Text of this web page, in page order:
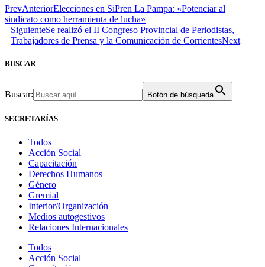
PrevAnteriorElecciones en SiPren La Pampa: «Potenciar al
sindicato como herramienta de lucha»
SiguienteSe realizó el II Congreso Provincial de Periodistas,
Trabajadores de Prensa y la Comunicación de CorrientesNext
BUSCAR
Buscar: Botón de búsqueda
SECRETARÍAS
Todos
Acción Social
Capacitación
Derechos Humanos
Género
Gremial
Interior/Organización
Medios autogestivos
Relaciones Internacionales
Todos
Acción Social